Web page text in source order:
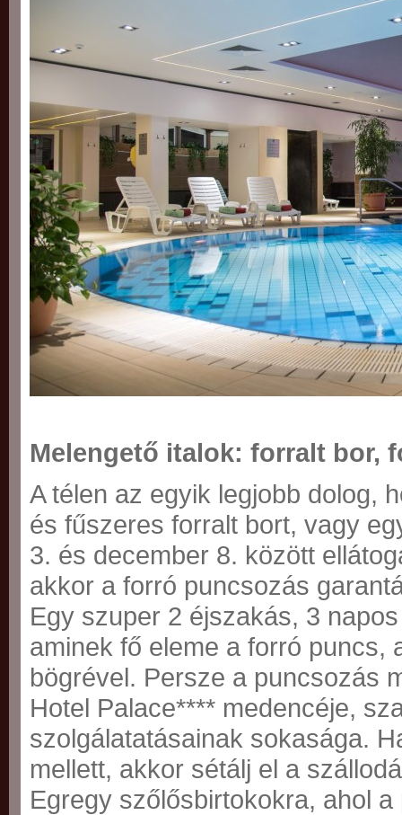
Melengető italok: forralt bor,
A télen az egyik legjobb dolog,
és fűszeres forralt bort, vagy
3. és december 8. között
akkor a forró puncsozás
Egy szuper 2 éjszakás, 3
aminek fő eleme a forró puncs,
bögrével. Persze a puncsozás
Hotel Palace**** medencéje,
szolgálatatásainak sokasága.
mellett, akkor sétálj el a
Egregy szőlősbirtokokra, ahol